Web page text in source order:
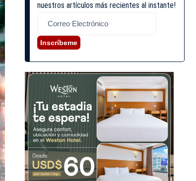
nuestros artículos más recientes al instante!
Inscríbeme